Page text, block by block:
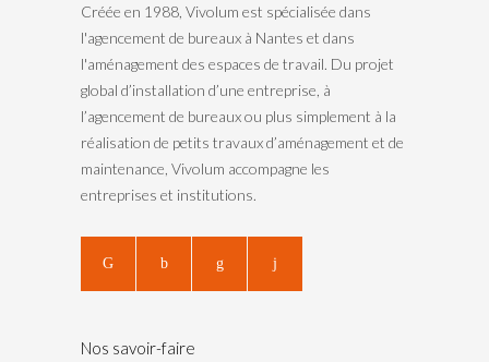
Créée en 1988, Vivolum est spécialisée dans
l'agencement de bureaux à Nantes et dans
l'aménagement des espaces de travail. Du projet
global d’installation d’une entreprise, à
l’agencement de bureaux ou plus simplement à la
réalisation de petits travaux d’aménagement et de
maintenance, Vivolum accompagne les
entreprises et institutions.
Nos savoir-faire